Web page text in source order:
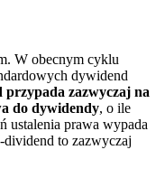
W obecnym cyklu
dywidend
przypada zazwyczaj na
do dywidendy, o ile
ustalenia prawa wypada
dividend to zazwyczaj